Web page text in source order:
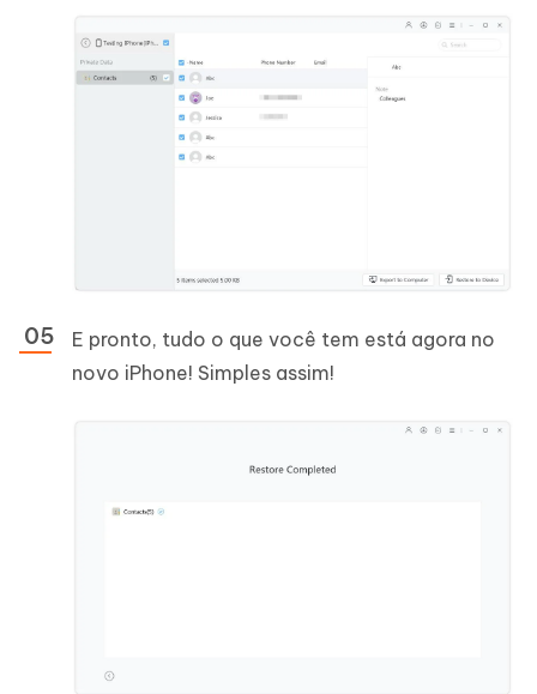
E pronto, tudo o que você tem está agora no
novo iPhone! Simples assim!